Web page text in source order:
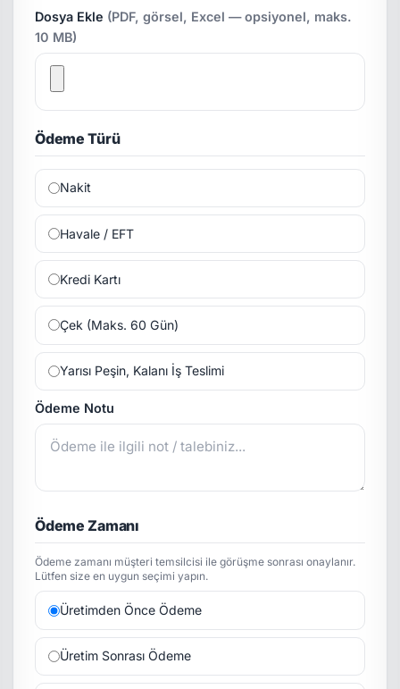
Dosya Ekle (PDF, görsel, Excel — opsiyonel, maks.
10 MB)
Ödeme Türü
Nakit
Havale / EFT
Kredi Kartı
Çek (Maks. 60 Gün)
Yarısı Peşin, Kalanı İş Teslimi
Ödeme Notu
Ödeme Zamanı
Ödeme zamanı müşteri temsilcisi ile görüşme sonrası onaylanır.
Lütfen size en uygun seçimi yapın.
Üretimden Önce Ödeme
Üretim Sonrası Ödeme